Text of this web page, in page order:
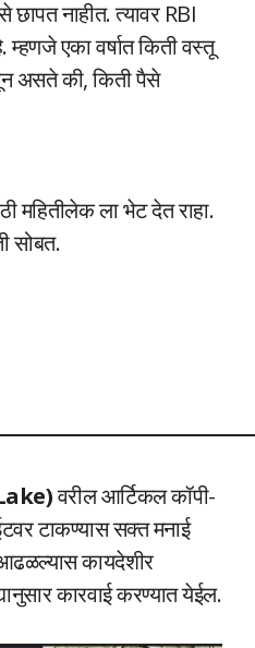
नाहीत. त्यावर RBI
एका वर्षात किती वस्तू
असते की, किती पैसे
महितीलेक ला भेट देत राहा.
सोबत.
वरील आर्टिकल कॉपी-
टाकण्यास सक्त मनाई
कायदेशीर
कारवाई करण्यात येईल.